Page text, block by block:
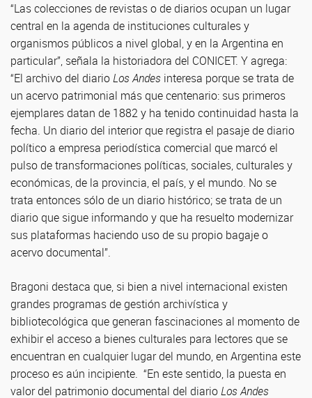
“Las colecciones de revistas o de diarios ocupan un lugar
central en la agenda de instituciones culturales y
organismos públicos a nivel global, y en la Argentina en
particular”, señala la historiadora del CONICET. Y agrega:
“El archivo del diarioLos Andes interesa porque se trata de
un acervo patrimonial más que centenario: sus primeros
ejemplares datan de 1882 y ha tenido continuidad hasta la
fecha. Un diario del interior que registra el pasaje de diario
político a empresa periodística comercial que marcó el
pulso de transformaciones políticas, sociales, culturales y
económicas, de la provincia, el país, y el mundo. No se
trata entonces sólo de un diario histórico; se trata de un
diario que sigue informando y que ha resuelto modernizar
sus plataformas haciendo uso de su propio bagaje o
acervo documental”.
Bragoni destaca que, si bien a nivel internacional existen
grandes programas de gestión archivística y
bibliotecológica que generan fascinaciones al momento de
exhibir el acceso a bienes culturales para lectores que se
encuentran en cualquier lugar del mundo, en Argentina este
proceso es aún incipiente. “En este sentido, la puesta en
valor del patrimonio documental del diarioLos Andes